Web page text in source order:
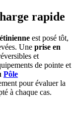
rapide
est posé tôt,
Une prise en
et
de pointe et
Pôle
pour évaluer la
à chaque cas.